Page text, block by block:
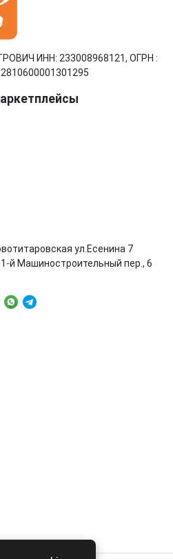
ИНН: 233008968121, ОГРН :
ул.Есенина 7
й Машиностроительный пер., 6